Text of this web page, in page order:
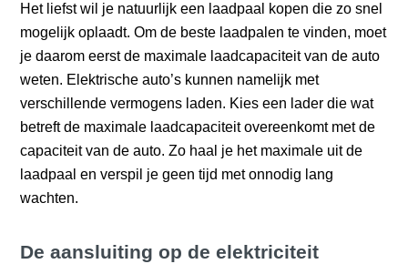
Het liefst wil je natuurlijk een laadpaal kopen die zo snel
mogelijk oplaadt. Om de beste laadpalen te vinden, moet
je daarom eerst de maximale laadcapaciteit van de auto
weten. Elektrische auto’s kunnen namelijk met
verschillende vermogens laden. Kies een lader die wat
betreft de maximale laadcapaciteit overeenkomt met de
capaciteit van de auto. Zo haal je het maximale uit de
laadpaal en verspil je geen tijd met onnodig lang
wachten.
De aansluiting op de elektriciteit